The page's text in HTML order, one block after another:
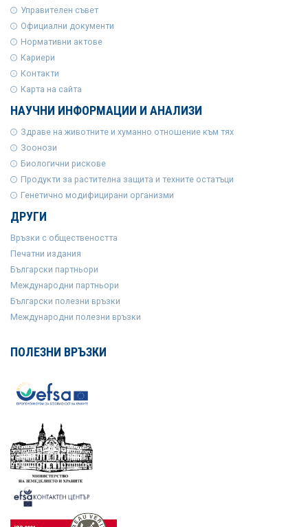
Управителен съвет
Официални документи
Нормативни актове
Кариери
Контакти
Карта на сайта
НАУЧНИ ИНФОРМАЦИИ И АНАЛИЗИ
Здраве на животните и хуманно отношение към тях
Зоонози
Биологични рискове
Продукти за растителна защита и техните остатъци
Генетично модифицирани организми
ДРУГИ
Връзки с обществеността
Печатни издания
Български партньори
Международни партньори
Български полезни връзки
Международни полезни връзки
ПОЛЕЗНИ ВРЪЗКИ